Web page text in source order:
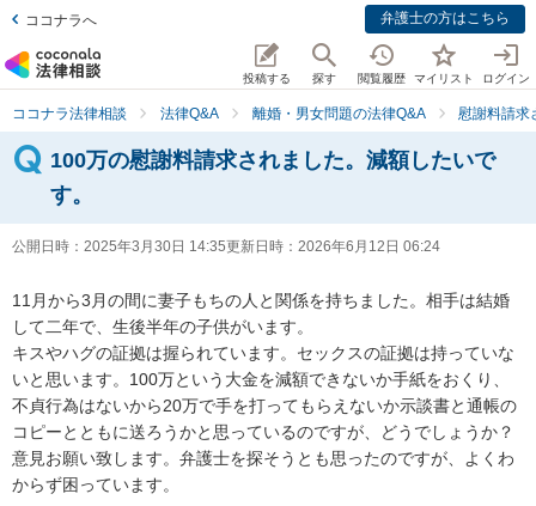
ココナラへ 弁護士の方はこちら
投稿する 探す 閲覧履歴 マイリスト ログイン
ココナラ法律相談 法律Q&A 離婚・男女問題の法律Q&A 慰謝料請求
100万の慰謝料請求されました。減額したいで
す。
公開日時： 2025年3月30日 14:35更新日時： 2026年6月12日 06:24
11月から3月の間に妻子もちの人と関係を持ちました。相手は結婚
して二年で、生後半年の子供がいます。
キスやハグの証拠は握られています。セックスの証拠は持っていな
いと思います。100万という大金を減額できないか手紙をおくり、
不貞行為はないから20万で手を打ってもらえないか示談書と通帳の
コピーとともに送ろうかと思っているのですが、どうでしょうか？
意見お願い致します。弁護士を探そうとも思ったのですが、よくわ
からず困っています。